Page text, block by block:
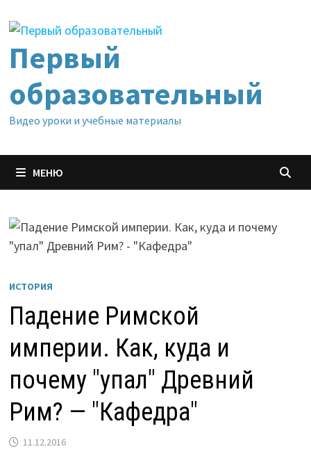
содержимому
Первый
образовательный
Видео уроки и учебные материалы
МЕНЮ
ИСТОРИЯ
Падение Римской
империи. Как, куда и
почему "упал" Древний
Рим? — "Кафедра"
11.12.2016